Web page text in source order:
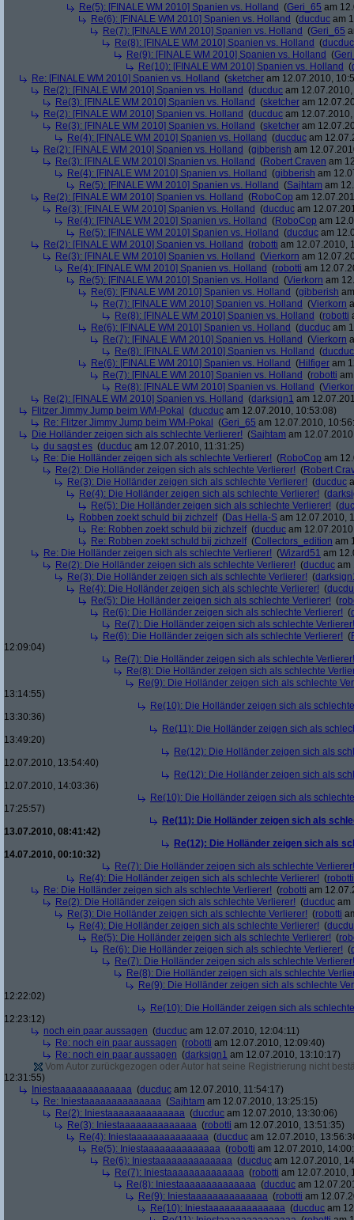
Re(5): [FINALE WM 2010] Spanien vs. Holland (Geri_65 am
Re(6): [FINALE WM 2010] Spanien vs. Holland (ducduc am
Re(7): [FINALE WM 2010] Spanien vs. Holland (Geri_65
Re(8): [FINALE WM 2010] Spanien vs. Holland (ducduc
Re(9): [FINALE WM 2010] Spanien vs. Holland (
Re(10): [FINALE WM 2010] Spanien vs. Holland (
Re: [FINALE WM 2010] Spanien vs. Holland (sketcher am 12.07.2010,
Re(2): [FINALE WM 2010] Spanien vs. Holland (ducduc am
Re(3): [FINALE WM 2010] Spanien vs. Holland (sketcher am
Re(2): [FINALE WM 2010] Spanien vs. Holland (ducduc am
Re(3): [FINALE WM 2010] Spanien vs. Holland (sketcher am
Re(4): [FINALE WM 2010] Spanien vs. Holland (ducduc am
Re(2): [FINALE WM 2010] Spanien vs. Holland (gibberish am
Re(3): [FINALE WM 2010] Spanien vs. Holland (Robert Craven am
Re(4): [FINALE WM 2010] Spanien vs. Holland (gibberish am
Re(5): [FINALE WM 2010] Spanien vs. Holland (Sajhtam am
Re(2): [FINALE WM 2010] Spanien vs. Holland (RoboCop am
Re(3): [FINALE WM 2010] Spanien vs. Holland (ducduc am
Re(4): [FINALE WM 2010] Spanien vs. Holland (RoboCop am
Re(5): [FINALE WM 2010] Spanien vs. Holland (ducduc am
Re(2): [FINALE WM 2010] Spanien vs. Holland (robotti am 12.07.2010,
Re(3): [FINALE WM 2010] Spanien vs. Holland (Vierkorn am
Re(4): [FINALE WM 2010] Spanien vs. Holland (robotti am
Re(5): [FINALE WM 2010] Spanien vs. Holland (Vierkorn am
Re(6): [FINALE WM 2010] Spanien vs. Holland (gibberish
Re(7): [FINALE WM 2010] Spanien vs. Holland (Vierkorn
Re(8): [FINALE WM 2010] Spanien vs. Holland (robotti
Re(6): [FINALE WM 2010] Spanien vs. Holland (ducduc am
Re(7): [FINALE WM 2010] Spanien vs. Holland (Vierkorn
Re(8): [FINALE WM 2010] Spanien vs. Holland (ducduc
Re(6): [FINALE WM 2010] Spanien vs. Holland (Hilfiger am
Re(7): [FINALE WM 2010] Spanien vs. Holland (robotti
Re(8): [FINALE WM 2010] Spanien vs. Holland (
Re(2): [FINALE WM 2010] Spanien vs. Holland (darksign1 am
Flitzer Jimmy Jump beim WM-Pokal
(ducduc am 12.07.2010, 10:53:08)
Re: Flitzer Jimmy Jump beim WM-Pokal
(Geri_65 am 12.07.2010,
Die Holländer zeigen sich als schlechte Verlierer! (Sajhtam am
du sagst es (ducduc am 12.07.2010, 11:31:25)
Re: Die Holländer zeigen sich als schlechte Verlierer! (RoboCop am
Re(2): Die Holländer zeigen sich als schlechte Verlierer! (Robert
Re(3): Die Holländer zeigen sich als schlechte Verlierer! (ducduc
Re(4): Die Holländer zeigen sich als schlechte Verlierer! (
Re(5): Die Holländer zeigen sich als schlechte Verlierer! (
Robben zoekt schuld bij zichzelf(Das Hella-S am 12.07.2010,
Re: Robben zoekt schuld bij zichzelf(ducduc am
Re: Robben zoekt schuld bij zichzelf(Collectors_edition am
Re: Die Holländer zeigen sich als schlechte Verlierer! (Wizard51 am
Re(2): Die Holländer zeigen sich als schlechte Verlierer! (ducduc am
Re(3): Die Holländer zeigen sich als schlechte Verlierer! (
Re(4): Die Holländer zeigen sich als schlechte Verlierer! (
Re(5): Die Holländer zeigen sich als schlechte Verlierer! (
Re(6): Die Holländer zeigen sich als schlechte Verlierer! (
Re(7): Die Holländer zeigen sich als schlechte Verlierer!
Re(6): Die Holländer zeigen sich als schlechte Verlierer! (
12:09:04)
Re(7): Die Holländer zeigen sich als schlechte Verlierer!
Re(8): Die Holländer zeigen sich als schlechte
Re(9): Die Holländer zeigen sich als schlechte
13:14:55)
Re(10): Die Holländer zeigen sich als
13:30:36)
Re(11): Die Holländer zeigen sich als
13:49:20)
Re(12): Die Holländer zeigen sich als
12.07.2010, 13:54:40)
Re(12): Die Holländer zeigen sich als
12.07.2010, 14:03:36)
Re(10): Die Holländer zeigen sich als
17:25:57)
Re(11): Die Holländer zeigen sich als
13.07.2010, 08:41:42)
Re(12): Die Holländer zeigen sich als
14.07.2010, 00:10:32)
Re(7): Die Holländer zeigen sich als schlechte Verlierer!
Re(4): Die Holländer zeigen sich als schlechte Verlierer! (robotti
Re: Die Holländer zeigen sich als schlechte Verlierer! (robotti am
Re(2): Die Holländer zeigen sich als schlechte Verlierer! (ducduc am
Re(3): Die Holländer zeigen sich als schlechte Verlierer! (robotti
Re(4): Die Holländer zeigen sich als schlechte Verlierer! (
Re(5): Die Holländer zeigen sich als schlechte Verlierer! (
Re(6): Die Holländer zeigen sich als schlechte Verlierer! (
Re(7): Die Holländer zeigen sich als schlechte Verlierer!
Re(8): Die Holländer zeigen sich als schlechte
Re(9): Die Holländer zeigen sich als schlechte
12:22:02)
Re(10): Die Holländer zeigen sich als
12:23:12)
noch ein paar aussagen (ducduc am 12.07.2010, 12:04:11)
Re: noch ein paar aussagen (robotti am 12.07.2010, 12:09:40)
Re: noch ein paar aussagen (darksign1 am 12.07.2010, 13:10:17)
Vom Autor zurückgezogen oder Autor hat seine Registrierung nicht
12:31:55)
Iniestaaaaaaaaaaaaaa (ducduc am 12.07.2010, 11:54:17)
Re: Iniestaaaaaaaaaaaaaa (Sajhtam am 12.07.2010, 13:25:15)
Re(2): Iniestaaaaaaaaaaaaaa (ducduc am 12.07.2010, 13:30:06)
Re(3): Iniestaaaaaaaaaaaaaa (robotti am 12.07.2010, 13:51:35)
Re(4): Iniestaaaaaaaaaaaaaa (ducduc am 12.07.2010,
Re(5): Iniestaaaaaaaaaaaaaa (robotti am 12.07.2010,
Re(6): Iniestaaaaaaaaaaaaaa (ducduc am 12.07.2010,
Re(7): Iniestaaaaaaaaaaaaaa (robotti am 12.07.2010,
Re(8): Iniestaaaaaaaaaaaaaa (ducduc am
Re(9): Iniestaaaaaaaaaaaaaa (robotti am
Re(10): Iniestaaaaaaaaaaaaaa (ducduc am